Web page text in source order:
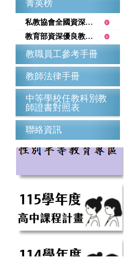
菁英榜
私教協會全國資深優良教師
教育部資深優良教師獎勵金
教職員工參考手冊
教師法律手冊
中等學校任教科別教
師證書對照表
聯絡資訊